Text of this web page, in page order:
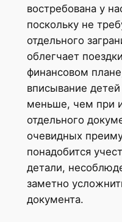
востребована у
поскольку не
отдельного
облегчает
финансовом
вписывание
меньше, чем при
отдельного
очевидных
понадобится
детали,
заметно
документа.